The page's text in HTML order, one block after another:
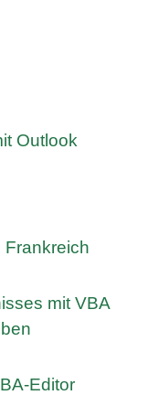
Outlook
Frankreich
mit VBA
Editor